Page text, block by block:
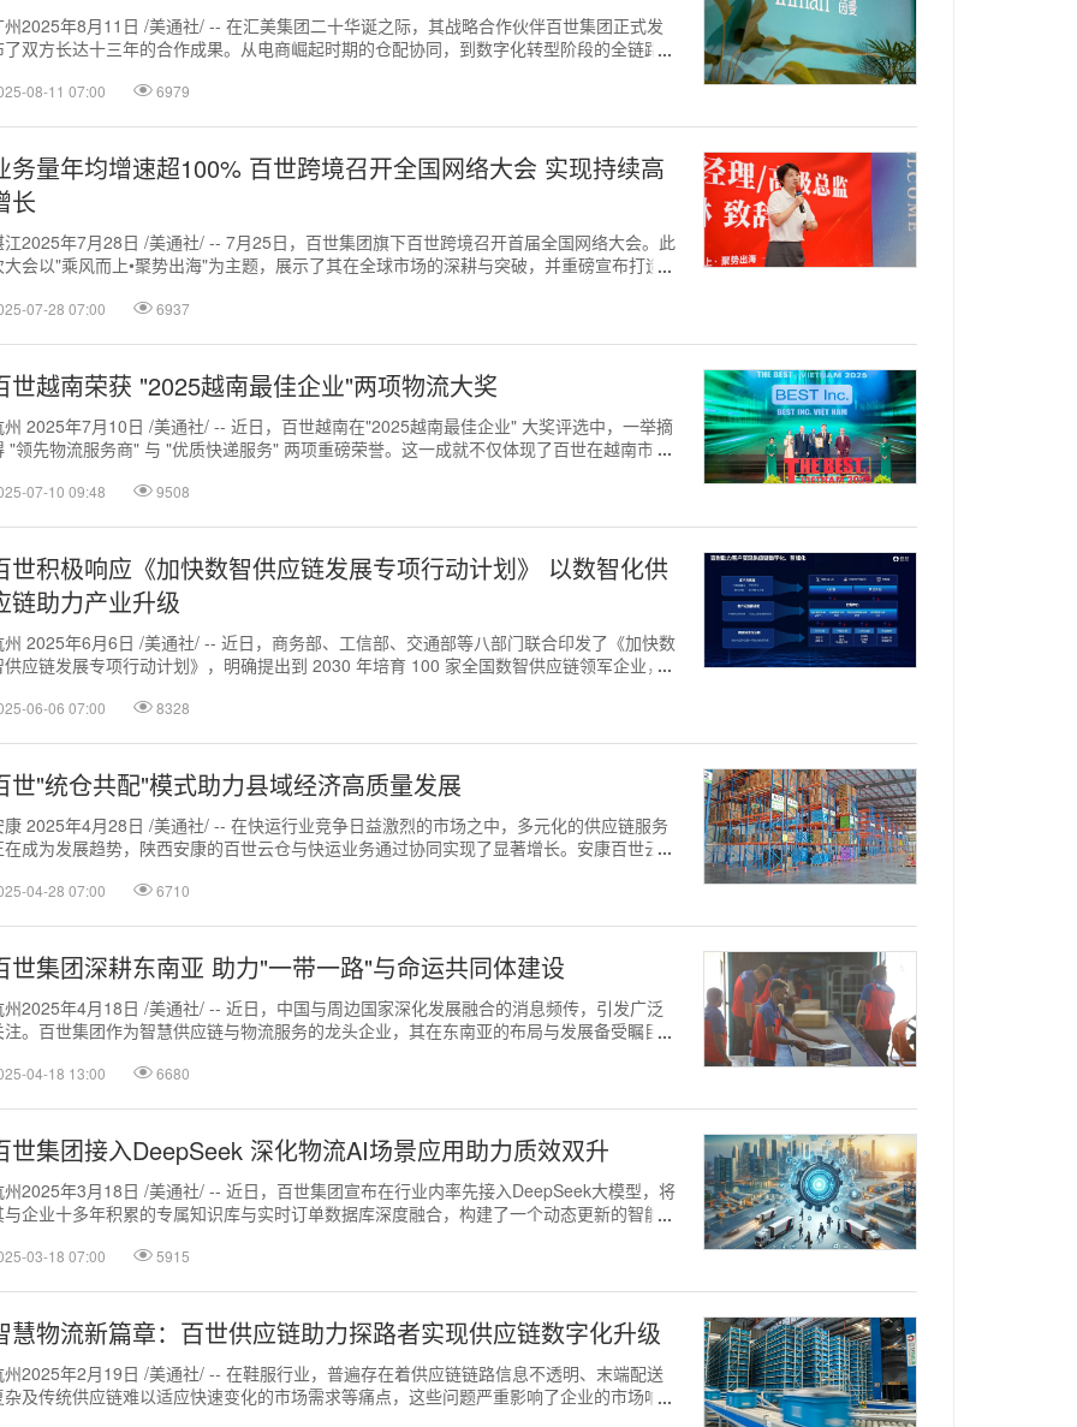
州2025年8月11日 /美通社/ -- 在汇美集团二十华诞之际，其战略合作伙伴百世集团正式发
了双方长达十三年的合作成果。从电商崛起时期的仓配协同，到数字化转型阶段的全链路赋
08-11 07:00 6979
务量年均增速超100% 百世跨境召开全国网络大会 实现持续高
长
江2025年7月28日 /美通社/ -- 7月25日，百世集团旗下百世跨境召开首届全国网络大会。此
大会以"乘风而上•聚势出海"为主题，展示了其在全球市场的深耕与突破，并重磅宣布打造行
07-28 07:00 6937
世越南荣获 "2025越南最佳企业"两项物流大奖
州 2025年7月10日 /美通社/ -- 近日，百世越南在"2025越南最佳企业" 大奖评选中，一举摘
"领先物流服务商" 与 "优质快递服务" 两项重磅荣誉。这一成就不仅体现了百世在越南市
07-10 09:48 9508
世积极响应《加快数智供应链发展专项行动计划》 以数智化供
链助力产业升级
州 2025年6月6日 /美通社/ -- 近日，商务部、工信部、交通部等八部门联合印发了《加快数
供应链发展专项行动计划》，明确提出到 2030 年培育 100 家全国数智供应链领军企业，
06-06 07:00 8328
世"统仓共配"模式助力县域经济高质量发展
康 2025年4月28日 /美通社/ -- 在快运行业竞争日益激烈的市场之中，多元化的供应链服务
在成为发展趋势，陕西安康的百世云仓与快运业务通过协同实现了显著增长。安康百世云仓
04-28 07:00 6710
世集团深耕东南亚 助力"一带一路"与命运共同体建设
州2025年4月18日 /美通社/ -- 近日，中国与周边国家深化发展融合的消息频传，引发广泛
注。百世集团作为智慧供应链与物流服务的龙头企业，其在东南亚的布局与发展备受瞩目。
04-18 13:00 6680
世集团接入DeepSeek 深化物流AI场景应用助力质效双升
州2025年3月18日 /美通社/ -- 近日，百世集团宣布在行业内率先接入DeepSeek大模型，将
与企业十多年积累的专属知识库与实时订单数据库深度融合，构建了一个动态更新的智能中
03-18 07:00 5915
慧物流新篇章：百世供应链助力探路者实现供应链数字化升级
州2025年2月19日 /美通社/ -- 在鞋服行业，普遍存在着供应链链路信息不透明、末端配送
杂及传统供应链难以适应快速变化的市场需求等痛点，这些问题严重影响了企业的市场响应